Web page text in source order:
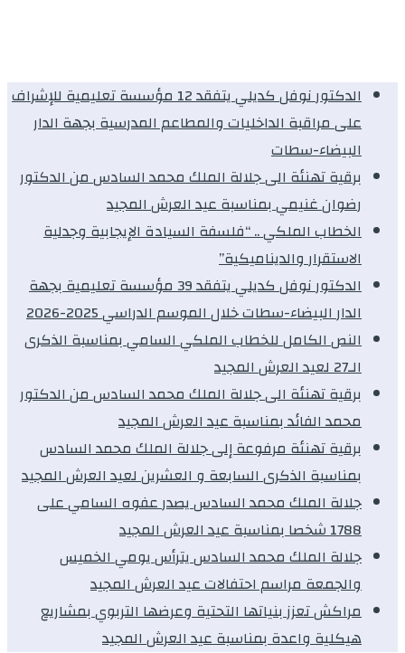
الدكتور نوفل كديلي يتفقد 12 مؤسسة تعليمية للإشراف
على مراقبة الداخليات والمطاعم المدرسية بجهة الدار
البيضاء-سطات
برقية تهنئة الى جلالة الملك محمد السادس من الدكتور
رضوان غنيمي بمناسبة عيد العرش المجيد
الخطاب الملكي .. “فلسفة السيادة الإيجابية وجدلية
الاستقرار والديناميكية”
الدكتور نوفل كديلي يتفقد 39 مؤسسة تعليمية بجهة
الدار البيضاء-سطات خلال الموسم الدراسي 2025-2026
النص الكامل للخطاب الملكي السامي بمناسبة الذكرى
الـ27 لعيد العرش المجيد
برقية تهنئة الى جلالة الملك محمد السادس من الدكتور
محمد الفائد بمناسبة عيد العرش المجيد
برقية تهنئة مرفوعة إلى جلالة الملك محمد السادس
بمناسبة الذكرى السابعة و العشرين لعيد العرش المجيد
جلالة الملك محمد السادس يصدر عفوه السامي على
1788 شخصا بمناسبة عيد العرش المجيد
جلالة الملك محمد السادس يترأس يومي الخميس
والجمعة مراسم احتفالات عيد العرش المجيد
مراكش تعزز بنياتها التحتية وعرضها التربوي بمشاريع
هيكلية واعدة بمناسبة عيد العرش المجيد